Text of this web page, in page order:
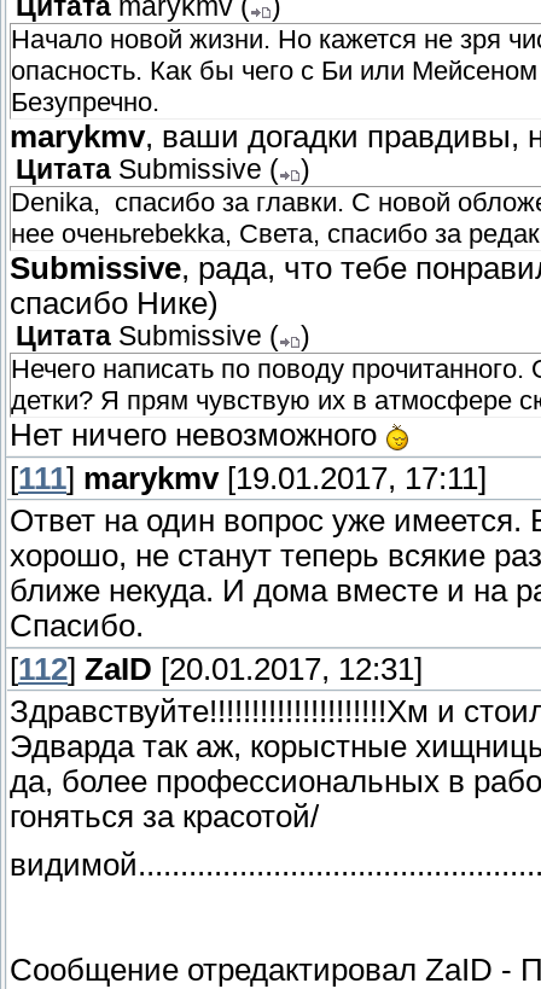
Цитата marykmv (
)
Начало новой жизни. Но кажется не зря
опасность. Как бы чего с Би или
Безупречно.
marykmv, ваши догадки правдивы,
Цитата Submissive (
)
Denika, спасибо за главки. С новой
нее оченьrebekka, Света, спасибо за
Submissive, рада, что тебе
спасибо Нике)
Цитата Submissive (
)
Нечего написать по поводу
детки? Я прям чувствую их в атмосфере
Нет ничего невозможного
[111] marykmv[19.01.2017, 17:11]
Ответ на один вопрос уже
хорошо, не станут теперь всякие
ближе некуда. И дома вместе и на
Спасибо.
[112] ZaID [20.01.2017, 12:31]
Здравствуйте!!!!!!!!!!!!!!!!!!!!!Хм и
Эдварда так аж, корыстные
да, более профессиональных в
гоняться за красотой/
Сообщение отредактировал ZaID -